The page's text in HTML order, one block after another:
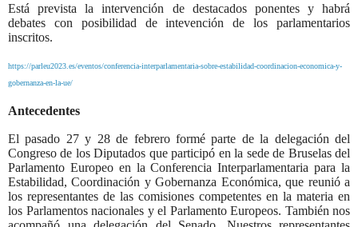
Está prevista la intervención de destacados ponentes y habrá
debates con posibilidad de intevención de los parlamentarios
inscritos.
https://parleu2023.es/eventos/conferencia-interparlamentaria-sobre-estabilidad-coordinacion-economica-y-
gobernanza-en-la-ue/
Antecedentes
El pasado 27 y 28 de febrero formé parte de la delegación del
Congreso de los Diputados que participó en la sede de Bruselas del
Parlamento Europeo en laConferencia Interparlamentaria para la
Estabilidad, Coordinación y Gobernanza Económica, que reunió a
los representantes de las comisiones competentes en la materia en
los Parlamentos nacionales y el Parlamento Europeos. También nos